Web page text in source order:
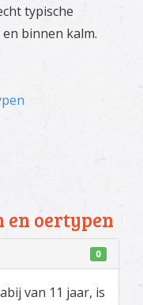
typische
binnen kalm.
en oertypen
0
van 11 jaar, is